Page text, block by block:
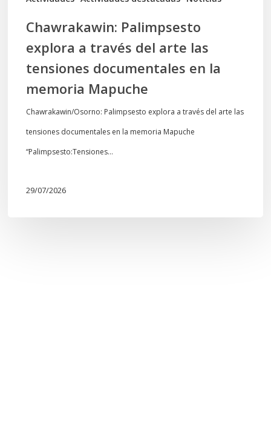
memoria
Mapuche
Chawrakawin: Palimpsesto
explora a través del arte las
tensiones documentales en la
memoria Mapuche
Chawrakawin/Osorno: Palimpsesto explora a través del arte las
tensiones documentales en la memoria Mapuche
“Palimpsesto:Tensiones…
29/07/2026